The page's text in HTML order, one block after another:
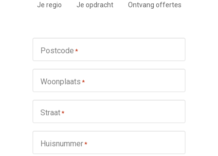
Je regio Je opdracht Ontvang offertes
Postcode *
Woonplaats *
Straat*
Huisnummer*